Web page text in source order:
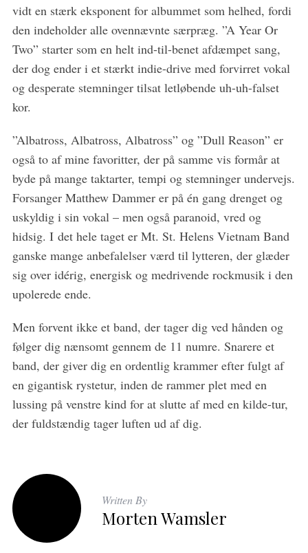
vidt en stærk eksponent for albummet som helhed, fordi
den indeholder alle ovennævnte særpræg. ”A Year Or
Two” starter som en helt ind-til-benet afdæmpet sang,
der dog ender i et stærkt indie-drive med forvirret vokal
og desperate stemninger tilsat letløbende uh-uh-falset
kor.
”Albatross, Albatross, Albatross” og ”Dull Reason” er
også to af mine favoritter, der på samme vis formår at
byde på mange taktarter, tempi og stemninger undervejs.
Forsanger Matthew Dammer er på én gang drenget og
uskyldig i sin vokal – men også paranoid, vred og
hidsig. I det hele taget er Mt. St. Helens Vietnam Band
ganske mange anbefalelser værd til lytteren, der glæder
sig over idérig, energisk og medrivende rockmusik i den
upolerede ende.
Men forvent ikke et band, der tager dig ved hånden og
følger dig nænsomt gennem de 11 numre. Snarere et
band, der giver dig en ordentlig krammer efter fulgt af
en gigantisk rystetur, inden de rammer plet med en
lussing på venstre kind for at slutte af med en kilde-tur,
der fuldstændig tager luften ud af dig.
Written By
Morten Wamsler